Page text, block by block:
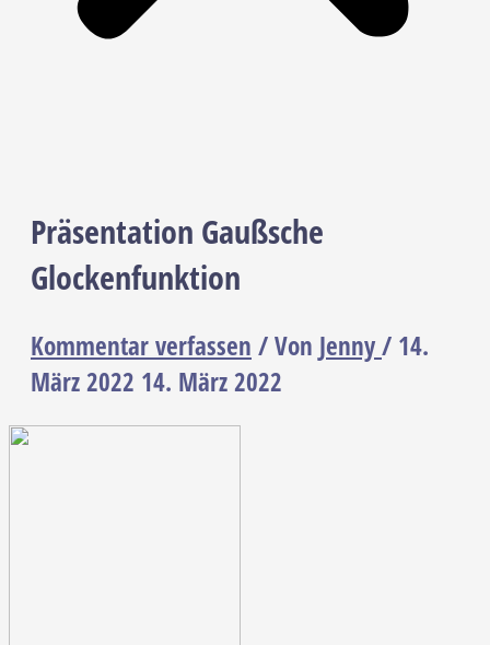
Präsentation Gaußsche
Glockenfunktion
Kommentar verfassen / Von Jenny/ 14.
März 2022 14. März 2022